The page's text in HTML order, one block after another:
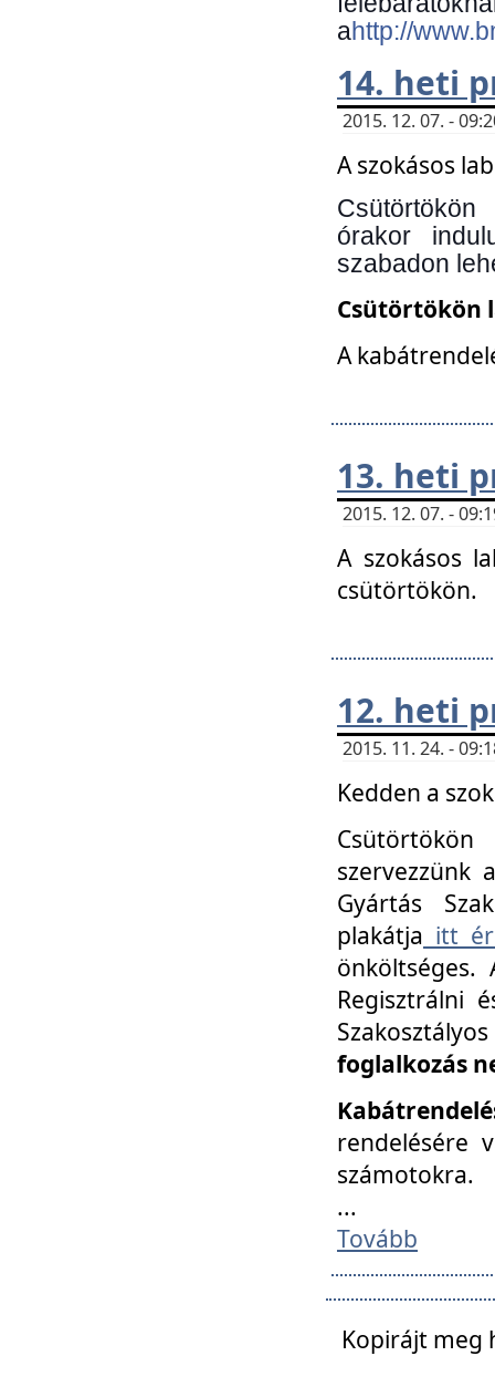
ahttp://
14. heti
2015. 12. 07. -
A szokásos
órakor
szabadon
Csütörtökön
A
13. heti
2015. 12. 07. -
A szokásos
csütörtökön.
12. heti
2015. 11. 24. -
Kedden a
szervezzünk
Gyártás
plakátja itt
Regisztrálni
foglalkozás
rendelésére
számotokra.
...
Tovább
Kopirájt meg